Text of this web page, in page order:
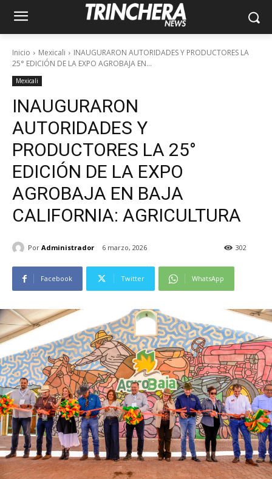
Inicio Mexicali
INAUGURARON AUTORIDADES Y PRODUCTORES LA
25° EDICIÓN DE LA EXPO AGROBAJA EN...
Mexicali
INAUGURARON
AUTORIDADES Y
PRODUCTORES LA 25°
EDICIÓN DE LA EXPO
AGROBAJA EN BAJA
CALIFORNIA: AGRICULTURA
Por Administrador 6 marzo, 2026 302
Facebook Twitter WhatsApp